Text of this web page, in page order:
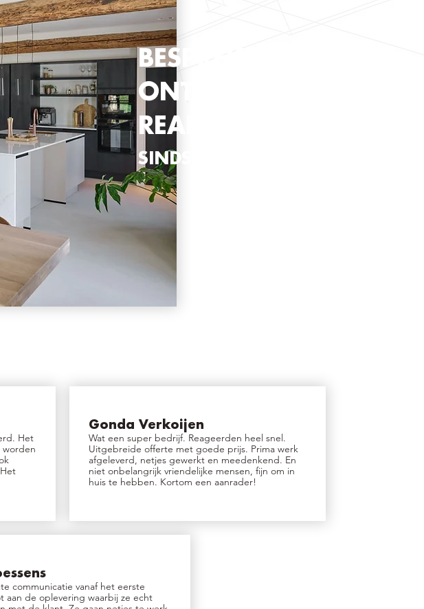
Z of nemen het hele
BESPREKEN.
ONTWERPEN.
REALISEREN.
SINDS 2021.
Het
worden
Gonda Verkoijen
Wat een super bedrijf. Reageerden heel snel.
Uitgebreide offerte met goede prijs. Prima werk
afgeleverd, netjes gewerkt en meedenkend. En
niet onbelangrijk vriendelijke mensen, fijn om in
huis te hebben. Kortom een aanrader!
communicatie vanaf het eerste
aan de oplevering waarbij ze echt